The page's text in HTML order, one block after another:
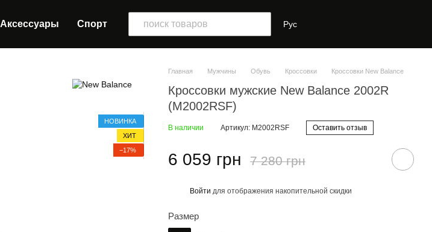
Аксессуары Спорт Рус
НОВИНКА
ХИТ
−17%
Главная Мужчины Обувь Кроссовки Кроссовки New Balance
Кроссовки мужские New Balance 2002R
(M2002RSF)
В наличии Артикул: M2002RSF Оставить отзыв
6 059 грн 7 280 грн
Войти для отображения накопительной скидки
Размер